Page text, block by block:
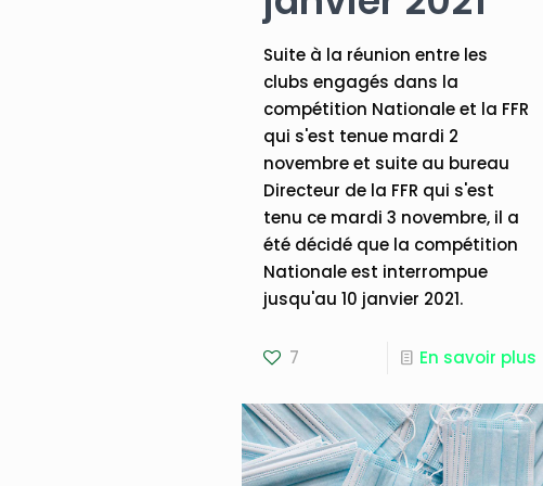
Suite à la réunion entre les
clubs engagés dans la
compétition Nationale et la FFR
qui s'est tenue mardi 2
novembre et suite au bureau
Directeur de la FFR qui s'est
tenu ce mardi 3 novembre, il a
été décidé que la compétition
Nationale est interrompue
jusqu'au 10 janvier 2021.
7 En savoir plus